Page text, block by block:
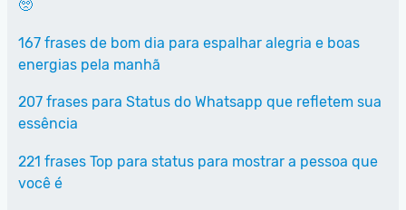
🥺
167 frases de bom dia para espalhar alegria e boas
energias pela manhã
207 frases para Status do Whatsapp que refletem sua
essência
221 frases Top para status para mostrar a pessoa que
você é